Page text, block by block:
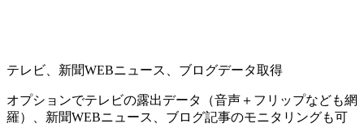
テレビ、新聞WEBニュース、ブログデータ取得
オプションでテレビの露出データ（音声＋フリップなども網
羅）、新聞WEBニュース、ブログ記事のモニタリングも可